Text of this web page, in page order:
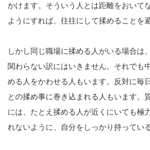
かけます。そういう人とは距離をおいて
ようにすれば、往往にして揉めることを
しかし同じ職場に揉める人がいる場合は
関わらない訳にはいきません。それでも
める人をかわせる人もいます。反対に毎
との揉め事に巻き込まれる人もいます。
には、たとえ揉める人が近くにいても極
れないように、自分をしっかり持ってい